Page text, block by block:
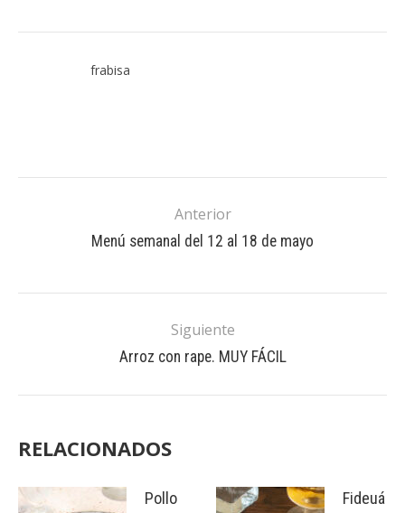
frabisa
Anterior
Menú semanal del 12 al 18 de mayo
Siguiente
Arroz con rape. MUY FÁCIL
RELACIONADOS
Pollo
Fideuá